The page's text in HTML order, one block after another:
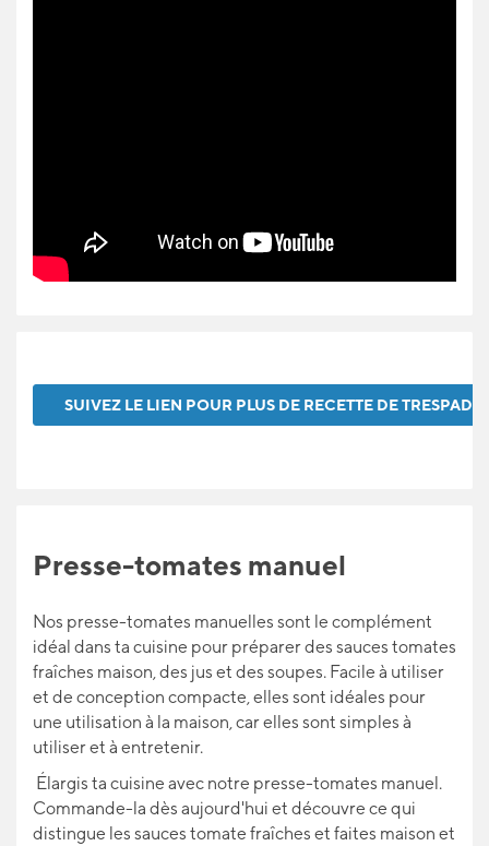
SUIVEZ LE LIEN POUR PLUS DE RECETTE DE TRESPADE
Presse-tomates manuel
Nos presse-tomates manuelles sont le complément
idéal dans ta cuisine pour préparer des sauces tomates
fraîches maison, des jus et des soupes. Facile à utiliser
et de conception compacte, elles sont idéales pour
une utilisation à la maison, car elles sont simples à
utiliser et à entretenir.
Élargis ta cuisine avec notre presse-tomates manuel.
Commande-la dès aujourd'hui et découvre ce qui
distingue les sauces tomate fraîches et faites maison et